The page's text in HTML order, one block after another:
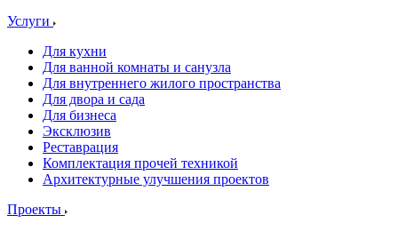
Услуги
Для кухни
Для ванной комнаты и санузла
Для внутреннего жилого пространства
Для двора и сада
Для бизнеса
Эксклюзив
Реставрация
Комплектация прочей техникой
Архитектурные улучшения проектов
Проекты